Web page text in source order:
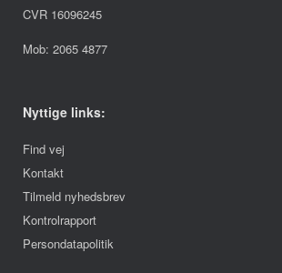
CVR 16096245
Mob: 2065 4877
Nyttige links:
Find vej
Kontakt
Tilmeld nyhedsbrev
Kontrolrapport
Persondatapolitik